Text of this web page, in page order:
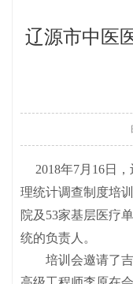
辽源市中医
2018年7月16日
理统计调查制度培
院及53家基层医疗
统的负责人。
培训会邀请了吉